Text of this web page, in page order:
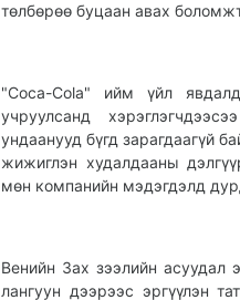
төлбөрөө буцаан авах
"Coca-Cola" ийм үйл
учруулсанд
ундаанууд бүгд зарагдаагүй
жижиглэн худалдааны
мөн компанийн мэдэгдэлд
Венийн Зах зээлийн асуудал
лангуун дээрээс эргүүлэн